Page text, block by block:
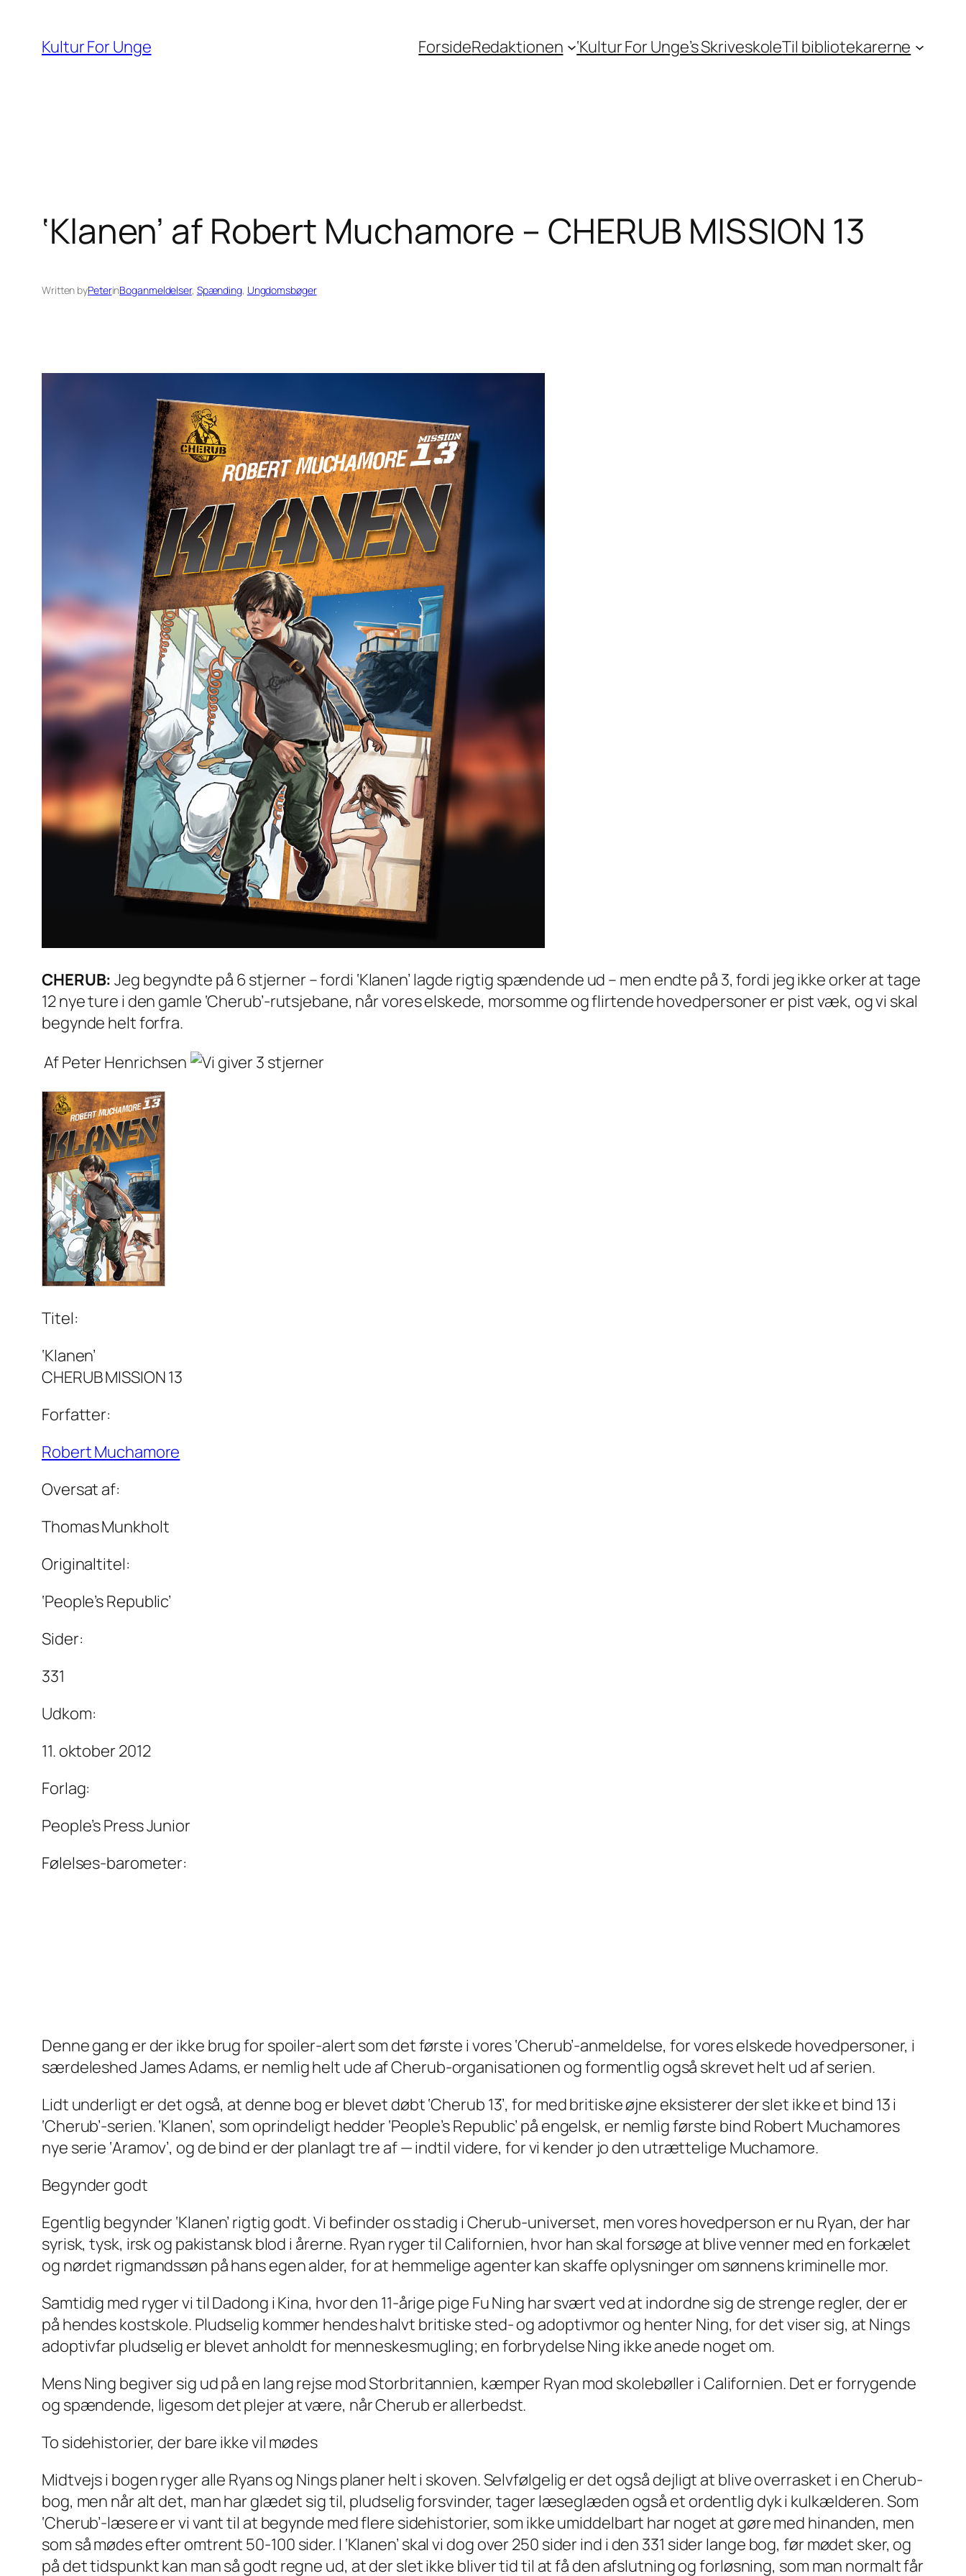
indhold
Kultur For Unge ForsideRedaktionen ‘Kultur For Unge’s SkriveskoleTil bibliotekarerne
‘Klanen’ af Robert Muchamore – CHERUB MISSION 13
Written byPeterinBoganmeldelser, Spænding, Ungdomsbøger
CHERUB:Jeg begyndte på 6 stjerner – fordi ‘Klanen’ lagde rigtig spændende ud – men endte på 3, fordi jeg ikke orker at tage
12 nye ture i den gamle ‘Cherub’-rutsjebane, når vores elskede, morsomme og flirtende hovedpersoner er pist væk, og vi skal
begynde helt forfra.
Af Peter Henrichsen
Titel:
‘Klanen’
CHERUB MISSION 13
Forfatter:
Robert Muchamore
Oversat af:
Thomas Munkholt
Originaltitel:
‘People’s Republic’
Sider:
331
Udkom:
11. oktober 2012
Forlag:
People’s Press Junior
Følelses-barometer:
Denne gang er der ikke brug for spoiler-alert som det første i vores ‘Cherub’-anmeldelse, for vores elskede hovedpersoner, i
særdeleshed James Adams, er nemlig helt ude af Cherub-organisationen og formentlig også skrevet helt ud af serien.
Lidt underligt er det også, at denne bog er blevet døbt ‘Cherub 13’, for med britiske øjne eksisterer der slet ikke et bind 13 i
‘Cherub’-serien. ‘Klanen’, som oprindeligt hedder ‘People’s Republic’ på engelsk, er nemlig første bind Robert Muchamores
nye serie ‘Aramov’, og de bind er der planlagt tre af — indtil videre, for vi kender jo den utrættelige Muchamore.
Begynder godt
Egentlig begynder ‘Klanen’ rigtig godt. Vi befinder os stadig i Cherub-universet, men vores hovedperson er nu Ryan, der har
syrisk, tysk, irsk og pakistansk blod i årerne. Ryan ryger til Californien, hvor han skal forsøge at blive venner med en forkælet
og nørdet rigmandssøn på hans egen alder, for at hemmelige agenter kan skaffe oplysninger om sønnens kriminelle mor.
Samtidig med ryger vi til Dadong i Kina, hvor den 11-årige pige Fu Ning har svært ved at indordne sig de strenge regler, der er
på hendes kostskole. Pludselig kommer hendes halvt britiske sted- og adoptivmor og henter Ning, for det viser sig, at Nings
adoptivfar pludselig er blevet anholdt for menneskesmugling; en forbrydelse Ning ikke anede noget om.
Mens Ning begiver sig ud på en lang rejse mod Storbritannien, kæmper Ryan mod skolebøller i Californien. Det er forrygende
og spændende, ligesom det plejer at være, når Cherub er allerbedst.
To sidehistorier, der bare ikkevil mødes
Midtvejs i bogen ryger alle Ryans og Nings planer helt i skoven. Selvfølgelig er det også dejligt at blive overrasket i en Cherub-
bog, men når alt det, man har glædet sig til, pludselig forsvinder, tager læseglæden også et ordentlig dyk i kulkælderen. Som
‘Cherub’-læsere er vi vant til at begynde med flere sidehistorier, som ikke umiddelbart har noget at gøre med hinanden, men
som så mødes efter omtrent 50-100 sider. I ‘Klanen’ skal vi dog over 250 sider ind i den 331 sider lange bog, før mødet sker, og
på det tidspunkt kan man så godt regne ud, at der slet ikke bliver tid til at få den afslutning og forløsning, som man normalt får